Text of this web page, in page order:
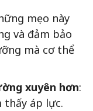
mẹo này
và đảm bảo
mà cơ thể
xuyên hơn:
thấy áp lực.